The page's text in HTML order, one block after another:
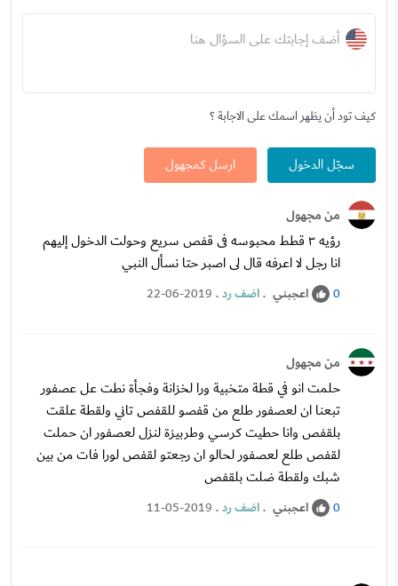
أضف إجابتك على السؤال هنا
كيف تود أن يظهر اسمك على الاجابة ؟
سجّل الدخول ارسل كمجهول
من مجهول
رؤيه ٣ قطط محبوسه فى قفص سريع وحولت الدخول إليهم
انا رجل لا اعرفه قال لى اصبر حتا نسأل النبي
0 اعجبني .اضف رد.
22-06-2019
من مجهول
حلمت انو في قطة متخبية ورا لخزانة وفجأة نطت عل عصفور
تبعنا ان لعصفور طلع من قفصو للقفص تاني ولقطة علقت
بلقفص وانا حطيت كرسي وطربيزة لنزل لعصفور ان حملت
لقفص طلع لعصفور لحالو ان رجعتو لقفص لورا فات من بين
شبك ولقطة ضلت بلقفص
0 اعجبني .اضف رد.
11-05-2019